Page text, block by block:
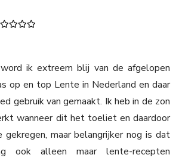
ik extreem blij van de afgelopen
op en top Lente in Nederland en daar
gebruik van gemaakt. Ik heb in de zon
wanneer dit het toeliet en daardoor
maar belangrijker nog is dat
ook alleen maar lente-recepten